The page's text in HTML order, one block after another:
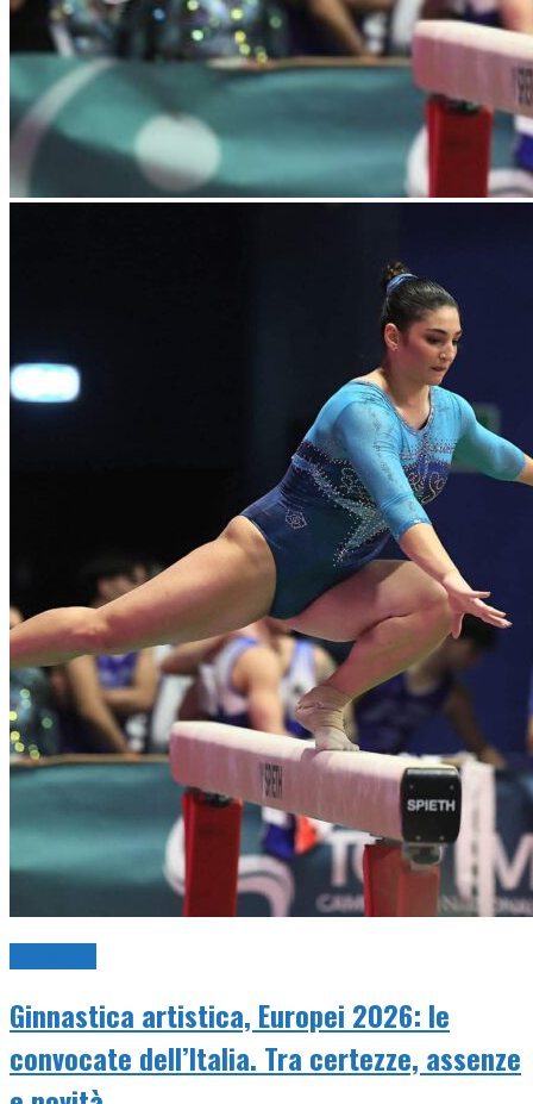
Ginnastica artistica, Europei 2026: le
convocate dell’Italia. Tra certezze, assenze